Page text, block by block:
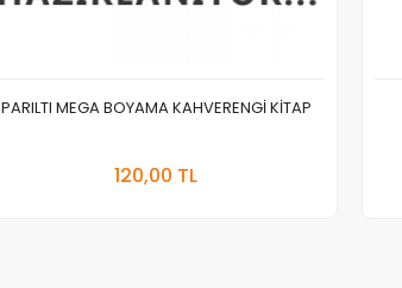
PARILTI MEGA BOYAMA KAHVERENGİ KİTAP
120,00 TL